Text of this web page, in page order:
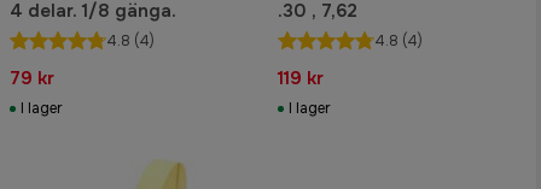
4 delar. 1/8 gänga.
4.8 (4)
79 kr
I lager
.30 , 7,62
4.8 (4)
119 kr
I lager